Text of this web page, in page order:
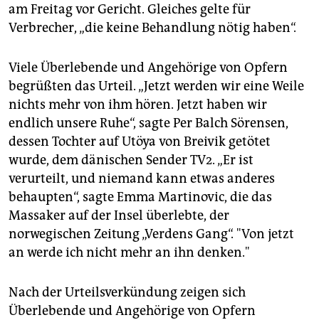
am Freitag vor Gericht. Gleiches gelte für
Verbrecher, „die keine Behandlung nötig haben“.
Viele Überlebende und Angehörige von Opfern
begrüßten das Urteil. „Jetzt werden wir eine Weile
nichts mehr von ihm hören. Jetzt haben wir
endlich unsere Ruhe“, sagte Per Balch Sörensen,
dessen Tochter auf Utöya von Breivik getötet
wurde, dem dänischen Sender TV2. „Er ist
verurteilt, und niemand kann etwas anderes
behaupten“, sagte Emma Martinovic, die das
Massaker auf der Insel überlebte, der
norwegischen Zeitung „Verdens Gang“. "Von jetzt
an werde ich nicht mehr an ihn denken."
Nach der Urteilsverkündung zeigen sich
Überlebende und Angehörige von Opfern